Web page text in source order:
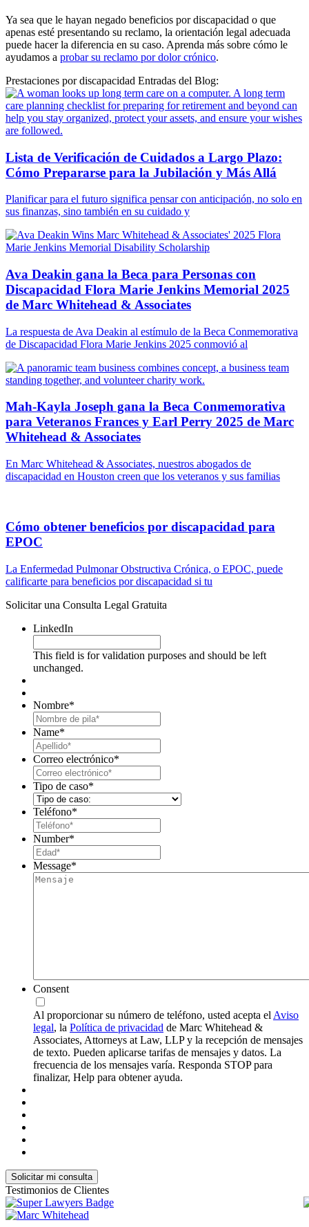
Ya sea que le hayan negado beneficios por discapacidad o que
apenas esté presentando su reclamo, la orientación legal adecuada
puede hacer la diferencia en su caso. Aprenda más sobre cómo le
ayudamos a probar su reclamo por dolor crónico.
Prestaciones por discapacidad Entradas del Blog:
Lista de Verificación de Cuidados a Largo Plazo:
Cómo Prepararse para la Jubilación y Más Allá
Planificar para el futuro significa pensar con anticipación, no solo en
sus finanzas, sino también en su cuidado y
Ava Deakin gana la Beca para Personas con
Discapacidad Flora Marie Jenkins Memorial 2025
de Marc Whitehead & Associates
La respuesta de Ava Deakin al estímulo de la Beca Conmemorativa
de Discapacidad Flora Marie Jenkins 2025 conmovió al
Mah-Kayla Joseph gana la Beca Conmemorativa
para Veteranos Frances y Earl Perry 2025 de Marc
Whitehead & Associates
En Marc Whitehead & Associates, nuestros abogados de
discapacidad en Houston creen que los veteranos y sus familias
Cómo obtener beneficios por discapacidad para
EPOC
La Enfermedad Pulmonar Obstructiva Crónica, o EPOC, puede
calificarte para beneficios por discapacidad si tu
Solicitar una Consulta Legal Gratuita
LinkedIn
This field is for validation purposes and should be left
unchanged.
Nombre*
Name*
Correo electrónico*
Tipo de caso*
Teléfono*
Number*
Message*
Consent
Al proporcionar su número de teléfono, usted acepta el Aviso
legal, la Política de privacidad de Marc Whitehead &
Associates, Attorneys at Law, LLP y la recepción de mensajes
de texto. Pueden aplicarse tarifas de mensajes y datos. La
frecuencia de los mensajes varía. Responda STOP para
finalizar, Help para obtener ayuda.
Testimonios de Clientes